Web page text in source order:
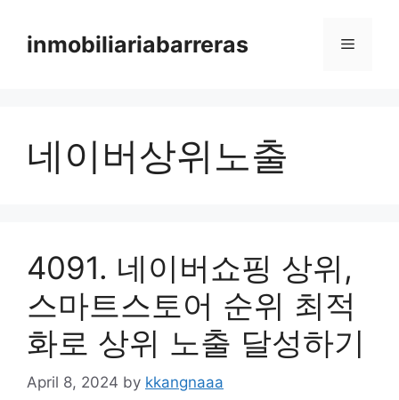
contentinmobiliariabarreras Menu
네이버상위노출
4091. 네이버쇼핑 상위,
스마트스토어 순위 최적
화로 상위 노출 달성하기
April 8, 2024 by kkangnaaa